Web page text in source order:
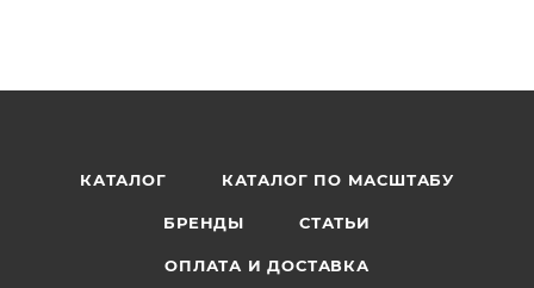
КАТАЛОГ КАТАЛОГ ПО МАСШТАБУ
БРЕНДЫ СТАТЬИ
ОПЛАТА И ДОСТАВКА